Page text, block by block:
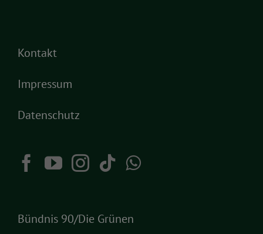
Kontakt
Impressum
Datenschutz
Bündnis 90/Die Grünen